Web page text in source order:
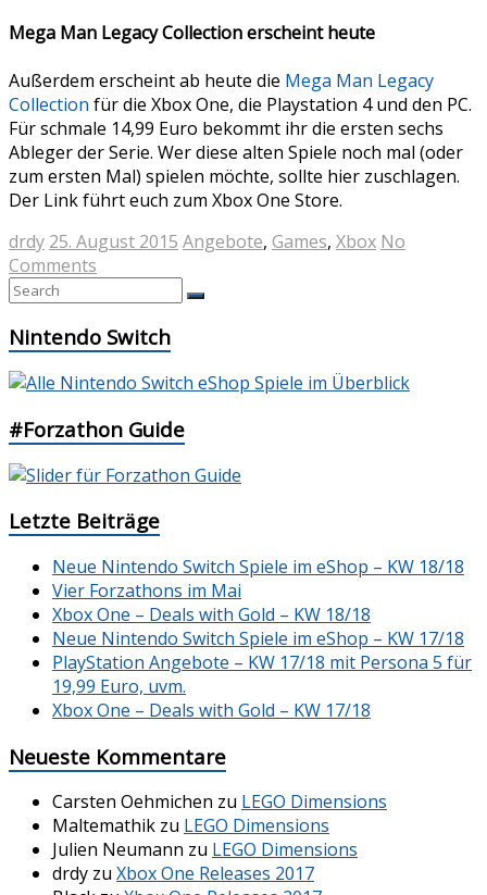
Mega Man Legacy Collection erscheint heute
Außerdem erscheint ab heute die Mega Man Legacy
Collection für die Xbox One, die Playstation 4 und den PC.
Für schmale 14,99 Euro bekommt ihr die ersten sechs
Ableger der Serie. Wer diese alten Spiele noch mal (oder
zum ersten Mal) spielen möchte, sollte hier zuschlagen.
Der Link führt euch zum Xbox One Store.
drdy 25. August 2015 Angebote, Games, Xbox No
Comments
Nintendo Switch
#Forzathon Guide
Letzte Beiträge
Neue Nintendo Switch Spiele im eShop – KW 18/18
Vier Forzathons im Mai
Xbox One – Deals with Gold – KW 18/18
Neue Nintendo Switch Spiele im eShop – KW 17/18
PlayStation Angebote – KW 17/18 mit Persona 5 für
19,99 Euro, uvm.
Xbox One – Deals with Gold – KW 17/18
Neueste Kommentare
Carsten Oehmichen zu LEGO Dimensions
Maltemathik zu LEGO Dimensions
Julien Neumann zu LEGO Dimensions
drdy zu Xbox One Releases 2017